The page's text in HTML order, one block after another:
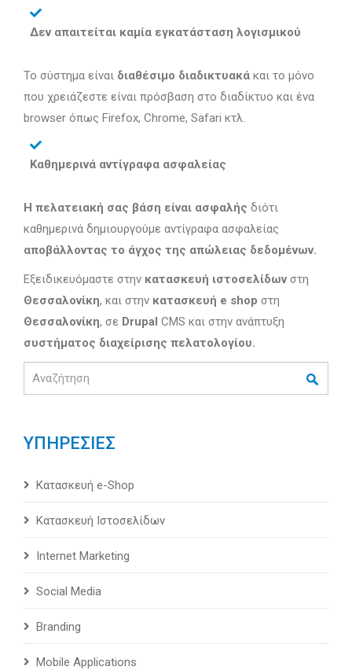
Δεν απαιτείται καμία εγκατάσταση λογισμικού
Το σύστημα είναι διαθέσιμο διαδικτυακά και το μόνο
που χρειάζεστε είναι πρόσβαση στο διαδίκτυο και ένα
browser όπως Firefox, Chrome, Safari κτλ.
Καθημερινά αντίγραφα ασφαλείας
Η πελατειακή σας βάση είναι ασφαλής διότι
καθημερινά δημιουργούμε αντίγραφα ασφαλείας
αποβάλλοντας το άγχος της απώλειας δεδομένων.
Εξειδικευόμαστε στην κατασκευή ιστοσελίδων στη
Θεσσαλονίκη, και στην κατασκευή e shop στη
Θεσσαλονίκη, σε Drupal CMS και στην ανάπτυξη
συστήματος διαχείρισης πελατολογίου.
ΥΠΗΡΕΣΙΕΣ
Κατασκευή e-Shop
Κατασκευή Ιστοσελίδων
Internet Marketing
Social Media
Branding
Mobile Applications